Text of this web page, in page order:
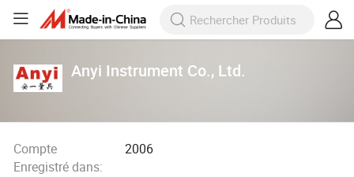
Anyi Instrument Co., Ltd.
Compte
Enregistré dans:
2006